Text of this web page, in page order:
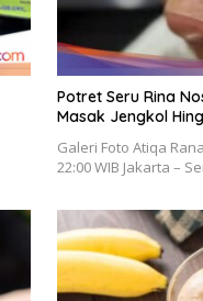
Potret Seru Rina
Masak Jengkol
Galeri Foto Atiqa
22:00 WIB Jakarta –